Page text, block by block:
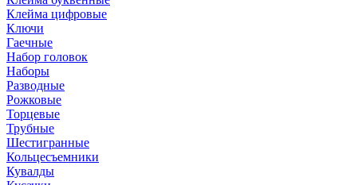
Клейма цифровые
Ключи
Гаечные
Набор головок
Наборы
Разводные
Рожковые
Торцевые
Трубные
Шестигранные
Кольцесъемники
Кувалды